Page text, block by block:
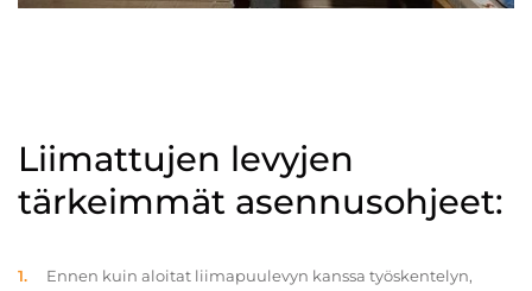
Liimattujen levyjen
tärkeimmät asennusohjeet:
Ennen kuin aloitat liimapuulevyn kanssa työskentelyn,